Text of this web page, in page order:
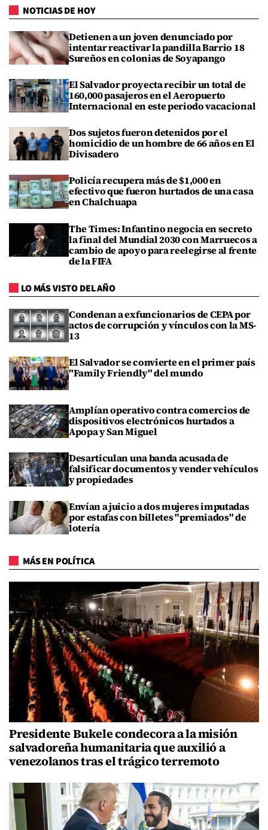
NOTICIAS DE HOY
Detienen a un joven denunciado por
intentar reactivar la pandilla Barrio 18
Sureños en colonias de Soyapango
El Salvador proyecta recibir un total de
160,000 pasajeros en el Aeropuerto
Internacional en este periodo vacacional
Dos sujetos fueron detenidos por el
homicidio de un hombre de 66 años en El
Divisadero
Policía recupera más de $1,000 en
efectivo que fueron hurtados de una casa
en Chalchuapa
The Times: Infantino negocia en secreto
la final del Mundial 2030 con Marruecos a
cambio de apoyo para reelegirse al frente
de la FIFA
LO MÁS VISTO DEL AÑO
Condenan a exfuncionarios de CEPA por
actos de corrupción y vínculos con la MS-
13
El Salvador se convierte en el primer país
"Family Friendly" del mundo
Amplían operativo contra comercios de
dispositivos electrónicos hurtados a
Apopa y San Miguel
Desarticulan una banda acusada de
falsificar documentos y vender vehículos
y propiedades
Envían a juicio a dos mujeres imputadas
por estafas con billetes "premiados" de
lotería
MÁS EN POLÍTICA
Presidente Bukele condecora a la misión
salvadoreña humanitaria que auxilió a
venezolanos tras el trágico terremoto